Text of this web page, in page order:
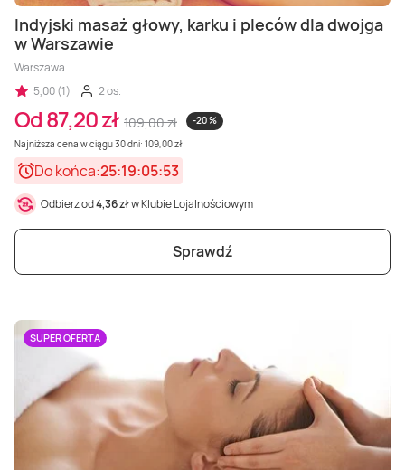
Indyjski masaż głowy, karku i pleców dla dwojga
w Warszawie
Warszawa
5,00 (1)
2 os.
Od 87,20 zł 109,00 zł
-20 %
Najniższa cena w ciągu 30 dni: 109,00 zł
Do końca:25:19:05:51
Odbierz od4,36 złw Klubie Lojalnościowym
Sprawdź
SUPER OFERTA